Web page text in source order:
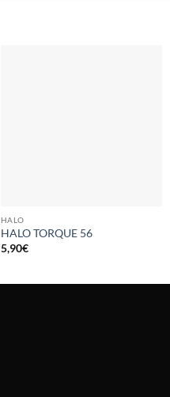
HALO
HALO TORQUE 56
5,90€